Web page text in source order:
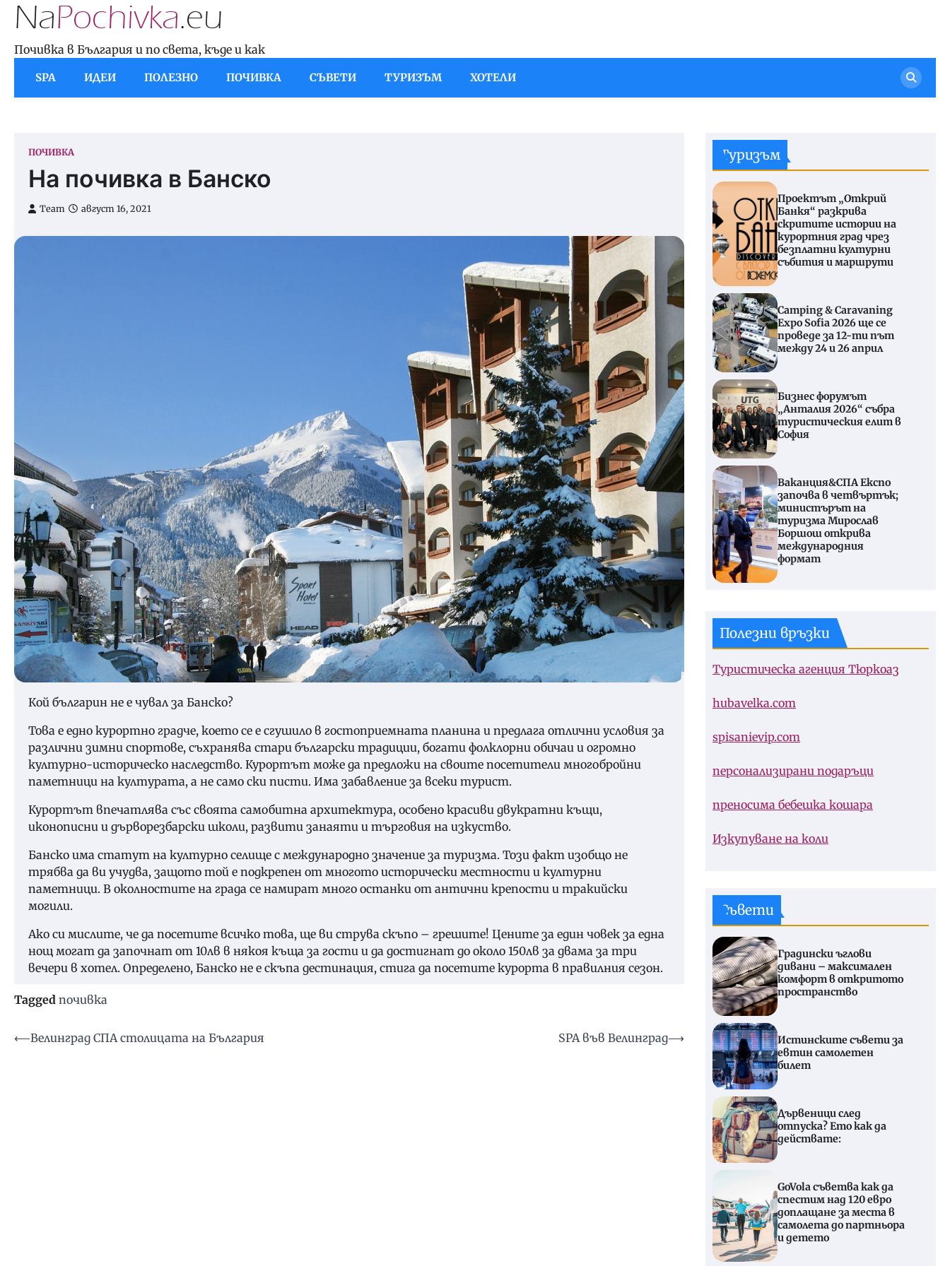
Skip
content
Почивка в България и по света, къде и как
SPA ИДЕИ ПОЛЕЗНО ПОЧИВКА СЪВЕТИ ТУРИЗЪМ ХОТЕЛИ
ПОЧИВКА
На почивка в Банско
Team август 16, 2021
Кой българин не е чувал за Банско?
Това е едно курортно градче, което се е сгушило в гостоприемната планина и предлага отлични условия за
различни зимни спортове, съхранява стари български традиции, богати фолклорни обичаи и огромно
културно-историческо наследство. Курортът може да предложи на своите посетители многобройни
паметници на културата, а не само ски писти. Има забавление за всеки турист.
Курортът впечатлява със своята самобитна архитектура, особено красиви двукратни къщи,
иконописни и дърворезбарски школи, развити занаяти и търговия на изкуство.
Банско има статут на културно селище с международно значение за туризма. Този факт изобщо не
трябва да ви учудва, защото той е подкрепен от многото исторически местности и културни
паметници. В околностите на града се намират много останки от антични крепости и тракийски
могили.
Ако си мислите, че да посетите всичко това, ще ви струва скъпо – грешите! Цените за един човек за една
нощ могат да започнат от 10лв в някоя къща за гости и да достигнат до около 150лв за двама за три
вечери в хотел. Определено, Банско не е скъпа дестинация, стига да посетите курорта в правилния сезон.
Tagged почивка
Навигация
⟵Велинград СПА столицата на България SPA във Велинград⟶
Туризъм
Проектът „Открий
Банкя“ разкрива
скритите истории на
курортния град чрез
безплатни културни
събития и маршрути
Camping & Caravaning
Expo Sofia 2026 ще се
проведе за 12-ти път
между 24 и 26 април
Бизнес форумът
„Анталия 2026“ събра
туристическия елит в
София
Ваканция&СПА Експо
започва в четвъртък;
министърът на
туризма Мирослав
Боршош открива
международния
формат
Полезни връзки
Туристическа агенция Тюркоаз
hubavelka.com
spisanievip.com
персонализирани подаръци
преносима бебешка кошара
Изкупуване на коли
Съвети
Градински ъглови
дивани – максимален
комфорт в откритото
пространство
Истинските съвети за
евтин самолетен
билет
Дървеници след
отпуска? Ето как да
действате:
GoVola съветва как да
спестим над 120 евро
доплащане за места в
самолета до партньора
и детето